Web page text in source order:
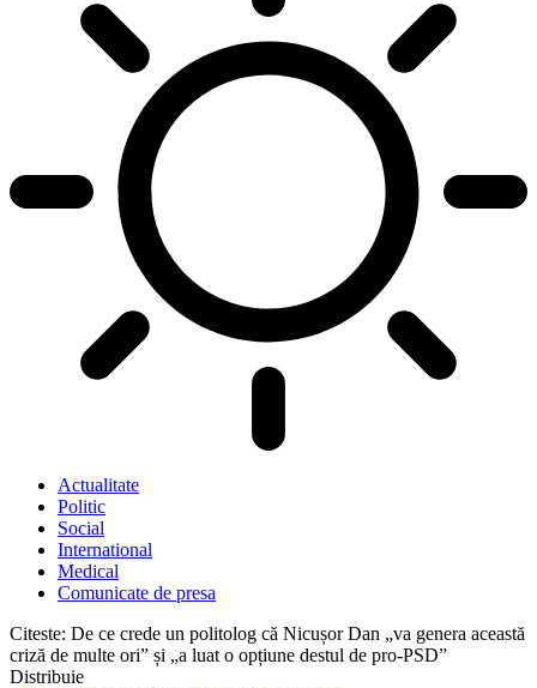
Actualitate
Politic
Social
International
Medical
Comunicate de presa
Citeste: De ce crede un politolog că Nicușor Dan „va genera această
criză de multe ori” și „a luat o opțiune destul de pro-PSD”
Distribuie